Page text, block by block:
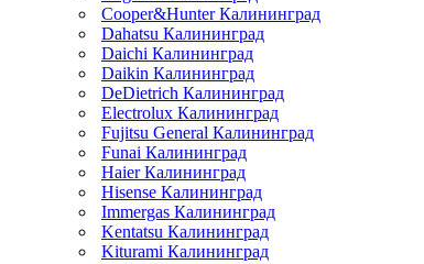
Cooper&Hunter Калининград
Dahatsu Калининград
Daichi Калининград
Daikin Калининград
DeDietrich Калининград
Electrolux Калининград
Fujitsu General Калининград
Funai Калининград
Haier Калининград
Hisense Калининград
Immergas Калининград
Kentatsu Калининград
Kiturami Калининград